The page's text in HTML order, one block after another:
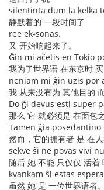
silentinta dum la kelka
静默着的 一段时间了
ree ek-sonas.
又 开始响起来了。
Ĝin mi aĉetis en Tokio
我为了世界语 在东京时 买
neniam mi ĝin uzis por
我 从来没有为 其他目的
Do ĝi devus esti super
那么 它 就必须是 在面包之
Tamen ĝia
然而，它的拥有者 是 在
sekve ŝi ne povas vivi
随后 她 不能 只仅仅 活着
kvankam ŝi estas
虽然 她 是 一位世界语者。